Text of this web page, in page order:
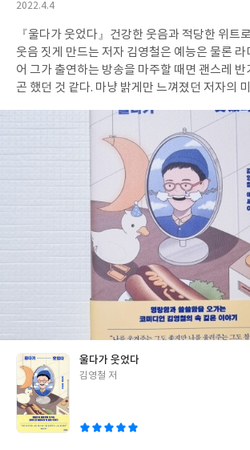
작
일
2022.4.4
『울다가 웃었다』 건강한 웃음과 적당한 위트
웃음 짓게 만드는 저자 김영철은 예능은 물론 라
어 그가 출연하는 방송을 마주할 때면 괜스레
곤 했던 것 같다. 마냥 밝게만 느껴졌던 저자의
제나 환한 미소를 띠고 유쾌한 에너지를 전달하
여서, 그리고 그러한 미소 뒤에 숨겨진 쓸쓸함을
화해 내기까지 기울였을 노력들을 가히 상상조
낯설게 느껴졌던 게 아닌가 싶다.
"타인의 속도
나의 계절에 맞추어 살고, 내 마음속 북소리를
어가겠다고 생각했다.""내가 확실히 아는 것은
만큼은 확실히 안다. 걷다 보면 새로운 아이디어
면 건강해지고, 그렇게 맛있는 음식을 조금은 마
다는 것. 오늘 걷지 않으면 내일 뛰어야 한다는
고 매일 분주하게 걷고 뛰나 보다."[이 글은 출판
찬받아 주관적인 견해에 의해 작성했습니다]#
울다가 웃었다
글
김영철 저